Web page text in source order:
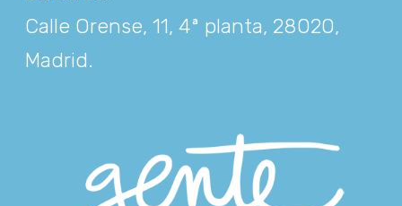
Calle Orense, 11, 4ª planta, 28020,
Madrid.